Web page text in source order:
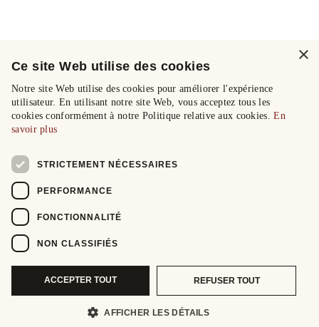
×
Ce site Web utilise des cookies
Notre site Web utilise des cookies pour améliorer l'expérience
utilisateur. En utilisant notre site Web, vous acceptez tous les
cookies conformément à notre Politique relative aux cookies.En
savoir plus
STRICTEMENT NÉCESSAIRES
PERFORMANCE
FONCTIONNALITÉ
NON CLASSIFIÉS
ACCEPTER TOUT REFUSER TOUT
AFFICHER LES DÉTAILS